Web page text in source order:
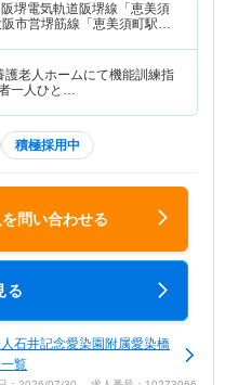
阪堺電気軌道阪堺線「恵美須
市営堺筋線「恵美須町駅」
護老人ホームにて機能訓練指
一人ひと…
積極採用中
問い合わせる
る
石井記念愛染園附属愛染橋
覧